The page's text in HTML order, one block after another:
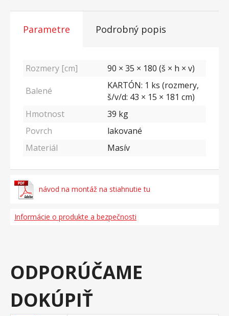
Parametre Podrobný popis
Rozmery [cm]
90 × 35 × 180 (š × h × v)
Balené
KARTÓN: 1 ks (rozmery,
š/v/d: 43 × 15 × 181 cm)
Hmotnost
39 kg
Povrch
lakované
Materiál
Masív
návod na montáž na stiahnutie tu
Informácie o produkte a bezpečnosti
ODPORÚČAME
DOKÚPIŤ